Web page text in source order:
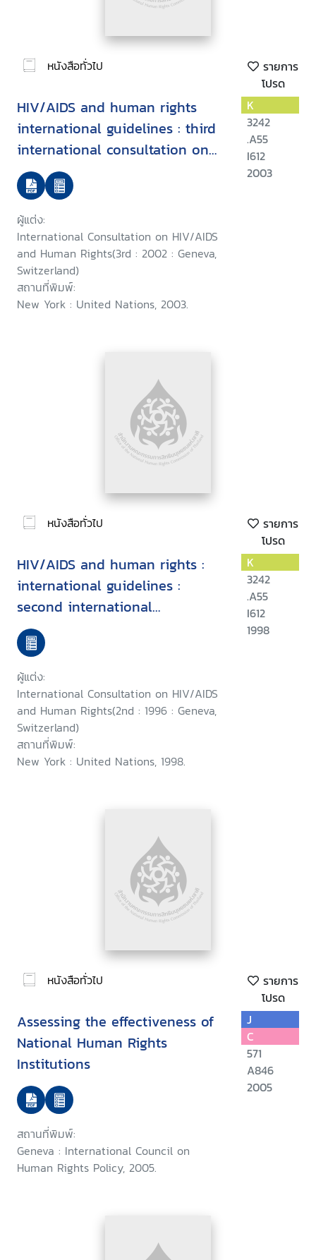
หนังสือทั่วไป
รายการ
โปรด
HIV/AIDS and human rights
international guidelines : third
international consultation on
HIV/AIDS and human rights :
Geneva, 25-26 July 2002
ผู้แต่ง:
International Consultation on HIV/AIDS
and Human Rights(3rd : 2002 : Geneva,
Switzerland)
สถานที่พิมพ์:
New York : United Nations, 2003.
K
3242
.A55
I612
2003
หนังสือทั่วไป
รายการ
โปรด
HIV/AIDS and human rights :
international guidelines :
second international
consultation on HIV/AIDS and
human rights, Geneva, 23-25
September 1996
ผู้แต่ง:
International Consultation on HIV/AIDS
and Human Rights(2nd : 1996 : Geneva,
Switzerland)
สถานที่พิมพ์:
New York : United Nations, 1998.
K
3242
.A55
I612
1998
หนังสือทั่วไป
รายการ
โปรด
Assessing the effectiveness of
National Human Rights
Institutions
สถานที่พิมพ์:
Geneva : International Council on
Human Rights Policy, 2005.
J
C
571
A846
2005